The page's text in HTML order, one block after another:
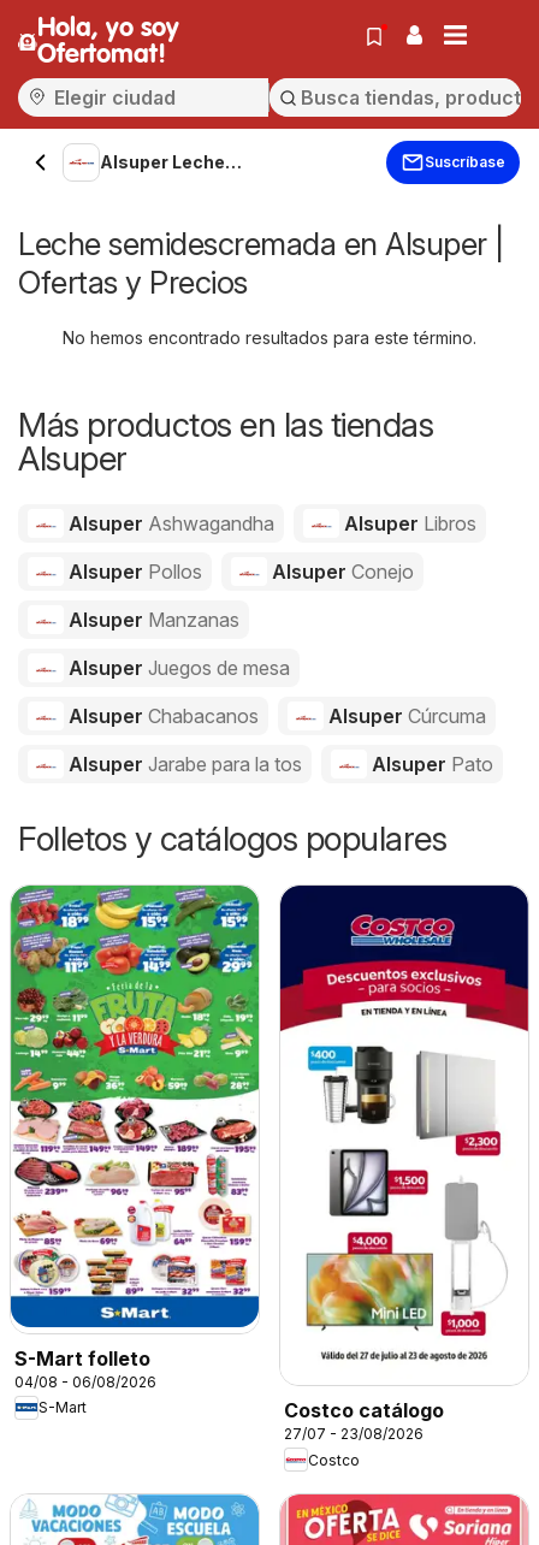
Hola, yo soy
Ofertomat!
Alsuper Leche
Suscríbase
Leche semidescremada en Alsuper |
Ofertas y Precios
No hemos encontrado resultados para este término.
Más productos en las tiendas
Alsuper
Alsuper Ashwagandha Alsuper Libros
Alsuper Pollos Alsuper Conejo
Alsuper Manzanas
Alsuper Juegos de mesa
Alsuper Chabacanos Alsuper Cúrcuma
Alsuper Jarabe para la tos Alsuper Pato
Folletos y catálogos populares
S-Mart folleto
04/08 - 06/08/2026
S-Mart
Costco catálogo
27/07 - 23/08/2026
Costco